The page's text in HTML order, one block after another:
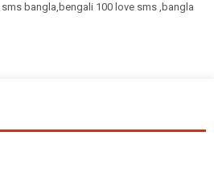
bangla,bengali 100 love sms ,bangla